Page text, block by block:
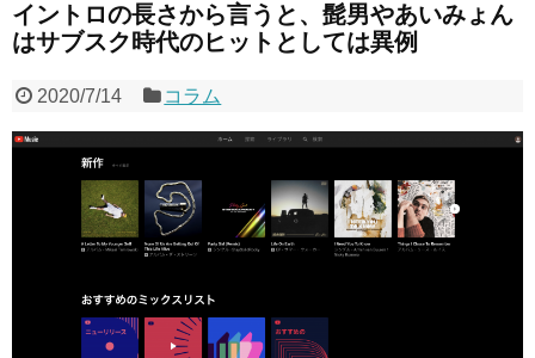
イントロの長さから言うと、髭男やあいみょん
はサブスク時代のヒットとしては異例
2020/7/14 コラム